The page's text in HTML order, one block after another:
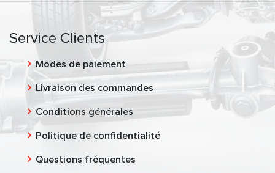
Service Clients
Modes de paiement
Livraison des commandes
Conditions générales
Politique de confidentialité
Questions fréquentes